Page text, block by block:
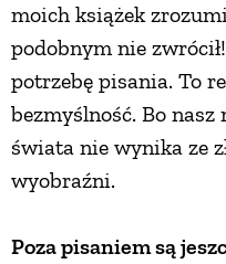
moich książek
podobnym nie
potrzebę pisania. To
bezmyślność. Bo
świata nie wynika ze
wyobraźni.
Poza pisaniem są